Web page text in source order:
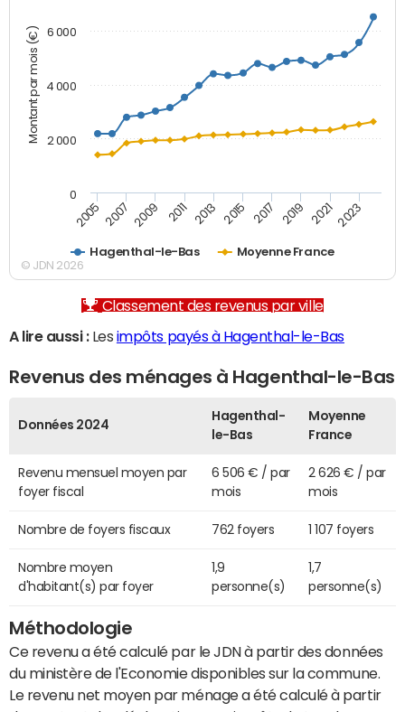
Montant par mois (€)
Hagenthal-le-Bas Moyenne France
2005 2007 2009 2011 2013 2015 2017 2019 2021 2023
0
2 000
4 000
6 000
© JDN 2026
Classement des revenus par ville
A lire aussi :Les impôts payés à Hagenthal-le-Bas
Revenus des ménages à Hagenthal-le-Bas
Données 2024
Hagenthal-
le-Bas
Moyenne
France
Revenu mensuel moyen par
foyer fiscal
6 506 € / par
mois
2 626 € / par
mois
Nombre de foyers fiscaux 762 foyers 1 107 foyers
Nombre moyen
d'habitant(s) par foyer
1,9
personne(s)
1,7
personne(s)
Méthodologie
Ce revenu a été calculé par le JDN à partir des données
du ministère de l'Economie disponibles sur la commune.
Le revenu net moyen par ménage a été calculé à partir